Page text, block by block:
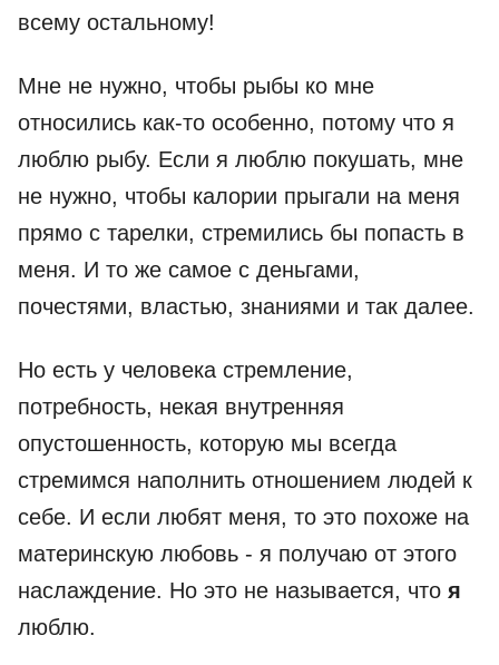
всему остальному!
Мне не нужно, чтобы рыбы ко мне
относились как-то особенно, потому что я
люблю рыбу. Если я люблю покушать, мне
не нужно, чтобы калории прыгали на меня
прямо с тарелки, стремились бы попасть в
меня. И то же самое с деньгами,
почестями, властью, знаниями и так далее.
Но есть у человека стремление,
потребность, некая внутренняя
опустошенность, которую мы всегда
стремимся наполнить отношением людей к
себе. И если любят меня, то это похоже на
материнскую любовь - я получаю от этого
наслаждение. Но это не называется, что я
люблю.